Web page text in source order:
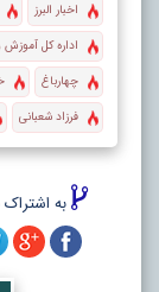
اخبار البرز
اداره کل آموزش
چهارباغ
فرزاد شعبانی
به اشتراک